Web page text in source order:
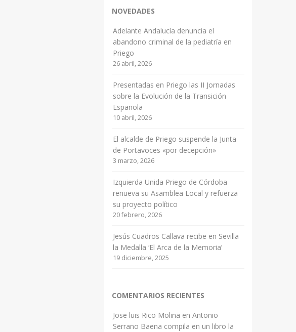
NOVEDADES
Adelante Andalucía denuncia el
abandono criminal de la pediatría en
Priego
26 abril, 2026
Presentadas en Priego las II Jornadas
sobre la Evolución de la Transición
Española
10 abril, 2026
El alcalde de Priego suspende la Junta
de Portavoces «por decepción»
3 marzo, 2026
Izquierda Unida Priego de Córdoba
renueva su Asamblea Local y refuerza
su proyecto político
20 febrero, 2026
Jesús Cuadros Callava recibe en Sevilla
la Medalla ‘El Arca de la Memoria’
19 diciembre, 2025
COMENTARIOS RECIENTES
Jose luis Rico Molina en Antonio
Serrano Baena compila en un libro la